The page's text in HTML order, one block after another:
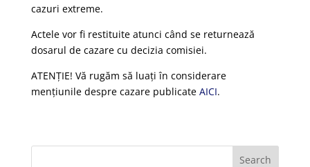
cazuri extreme.
Actele vor fi restituite atunci când se returnează
dosarul de cazare cu decizia comisiei.
ATENȚIE! Vă rugăm să luați în considerare
mențiunile despre cazare publicate AICI.